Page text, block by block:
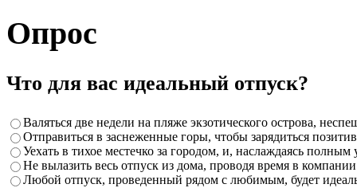
Опрос
Что для вас идеальный отпуск?
Валяться две недели на пляже экзотического острова,
Отправиться в заснеженные горы, чтобы зарядиться
Уехать в тихое местечко за городом, и, наслаждаясь
Не вылазить весь отпуск из дома, проводя время в
Любой отпуск, проведенный рядом с любимым, будет